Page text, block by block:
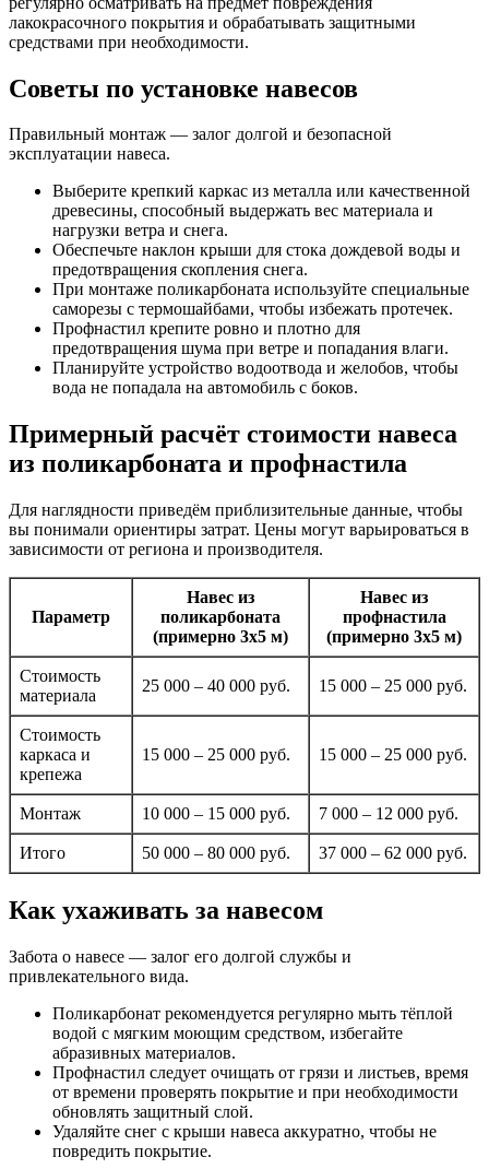
лакокрасочного покрытия и обрабатывать защитными
средствами при необходимости.
Советы по установке навесов
Правильный монтаж — залог долгой и безопасной
эксплуатации навеса.
Выберите крепкий каркас из металла или качественной
древесины, способный выдержать вес материала и
нагрузки ветра и снега.
Обеспечьте наклон крыши для стока дождевой воды и
предотвращения скопления снега.
При монтаже поликарбоната используйте специальные
саморезы с термошайбами, чтобы избежать протечек.
Профнастил крепите ровно и плотно для
предотвращения шума при ветре и попадания влаги.
Планируйте устройство водоотвода и желобов, чтобы
вода не попадала на автомобиль с боков.
Примерный расчёт стоимости навеса
из поликарбоната и профнастила
Для наглядности приведём приблизительные данные, чтобы
вы понимали ориентиры затрат. Цены могут варьироваться в
зависимости от региона и производителя.
Параметр
Навес из
поликарбоната
(примерно 3х5 м)
Навес из
профнастила
(примерно 3х5 м)
Стоимость
материала
25 000 – 40 000 руб. 15 000 – 25 000 руб.
Стоимость
каркаса и
крепежа
15 000 – 25 000 руб. 15 000 – 25 000 руб.
Монтаж 10 000 – 15 000 руб. 7 000 – 12 000 руб.
Итого 50 000 – 80 000 руб. 37 000 – 62 000 руб.
Как ухаживать за навесом
Забота о навесе — залог его долгой службы и
привлекательного вида.
Поликарбонат рекомендуется регулярно мыть тёплой
водой с мягким моющим средством, избегайте
абразивных материалов.
Профнастил следует очищать от грязи и листьев, время
от времени проверять покрытие и при необходимости
обновлять защитный слой.
Удаляйте снег с крыши навеса аккуратно, чтобы не
повредить покрытие.